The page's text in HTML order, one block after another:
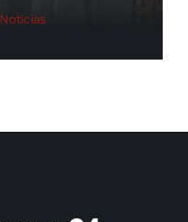
Noticias